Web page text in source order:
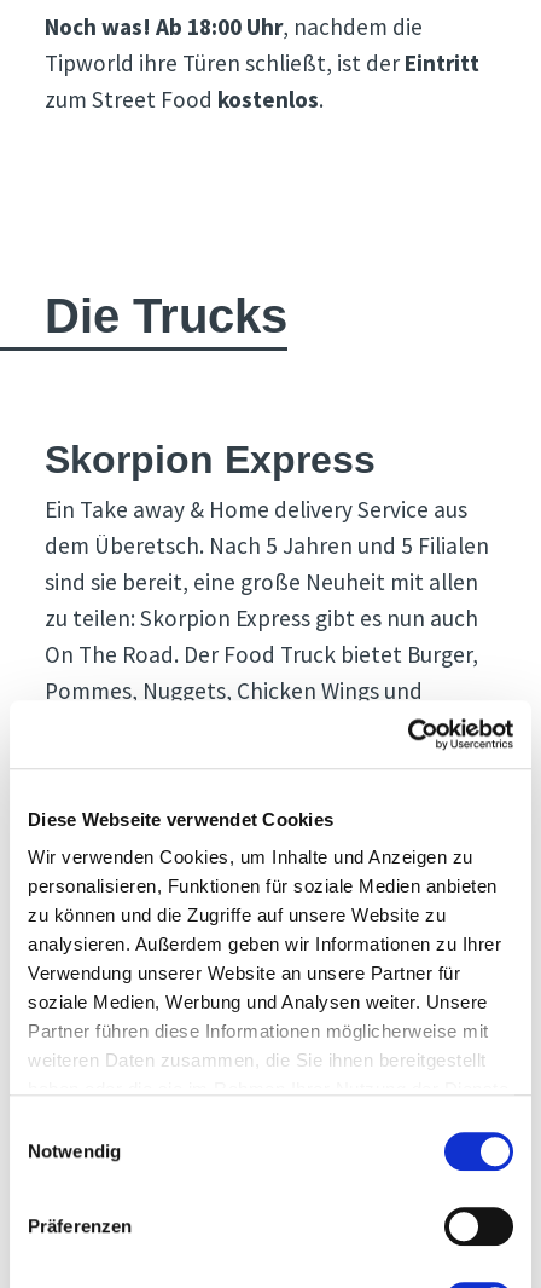
Diese Webseite verwendet Cookies
Wir verwenden Cookies, um Inhalte und Anzeigen zu
personalisieren, Funktionen für soziale Medien anbieten
zu können und die Zugriffe auf unsere Website zu
analysieren. Außerdem geben wir Informationen zu Ihrer
Verwendung unserer Website an unsere Partner für
soziale Medien, Werbung und Analysen weiter. Unsere
Partner führen diese Informationen möglicherweise mit
weiteren Daten zusammen, die Sie ihnen bereitgestellt
Notwendig
Präferenzen
Noch was!Ab 18:00 Uhr, nachdem die
Tipworld ihre Türen schließt, ist der Eintritt
zum Street Food kostenlos.
Die Trucks
Skorpion Express
Ein Take away & Home delivery Service aus
dem Überetsch. Nach 5 Jahren und 5 Filialen
sind sie bereit, eine große Neuheit mit allen
zu teilen: Skorpion Express gibt es nun auch
On The Road. Der Food Truck bietet Burger,
Pommes, Nuggets, Chicken Wings und
Schwerpunkt auf Frische und hochwertigen
Gerichte so lecker sind!Mehr dazu!